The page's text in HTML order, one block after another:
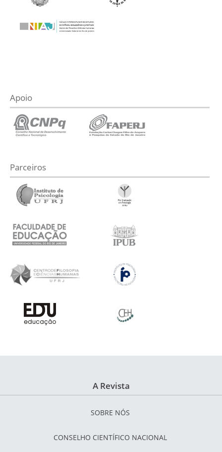
Apoio
Parceiros
A Revista
SOBRE NÓS
CONSELHO CIENTÍFICO NACIONAL